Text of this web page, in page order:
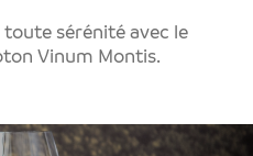
toute sérénité avec le
Vinum Montis.